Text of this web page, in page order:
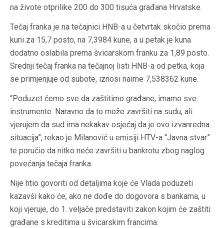
na živote otprilike 200 do 300 tisuća građana Hrvatske.
Tečaj franka je na tečajnici HNB-a u četvrtak skočio prema
kuni za 15,7 posto, na 7,3984 kune, a u petak je kuna
dodatno oslabila prema švicarskom franku za 1,89 posto.
Srednji tečaj franka na tečajnoj listi HNB-a od petka, koja
se primjenjuje od subote, iznosi naime 7,538362 kune.
“Poduzet ćemo sve da zaštitimo građane, imamo sve
instrumente. Naravno da to može završiti na sudu, ali
vjerujem da sud ima nekakav osjećaj da je ovo izvanredna
situacija”, rekao je Milanović u emisiji HTV-a “Javna stvar”
te poručio da nitko neće završiti u bankrotu zbog naglog
povećanja tečaja franka.
Nije htio govoriti od detaljima koje će Vlada poduzeti
kazavši kako će, ako ne dođe do dogovora s bankama, u
koji vjeruje, do 1. veljače predstaviti zakon kojim će zaštiti
građane s kreditima u švicarskim francima.